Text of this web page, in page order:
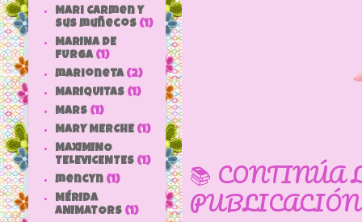
📚 CONTINÚA
Mari Carmen y
sus muñecos (1)
MARINA DE
FURGA (1)
marioneta (2)
MARIQUITAS (1)
MARS (1)
MARY MERCHE (1)
MAXIMINO
TELEVICENTES (1)
mencyn (1)
MÉRIDA
ANIMATORS (1)